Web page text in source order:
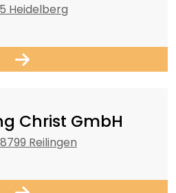
Heidelberg
Christ GmbH
Reilingen